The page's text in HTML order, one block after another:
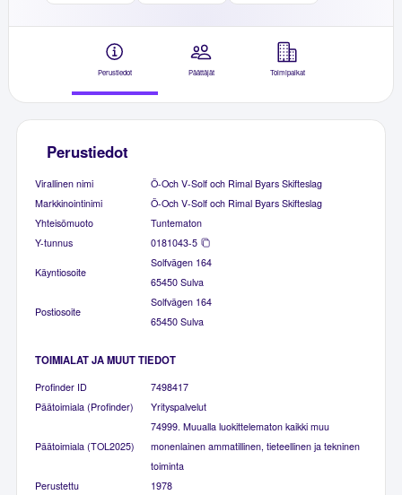
Perustiedot Päättäjät Toimipaikat
Perustiedot
Virallinen nimi
Ö-Och V-Solf och Rimal Byars Skifteslag
Markkinointinimi
Ö-Och V-Solf och Rimal Byars Skifteslag
Yhteisömuoto
Tuntematon
Y-tunnus
0181043-5
Käyntiosoite
Solfvägen 164
65450 Sulva
Postiosoite
Solfvägen 164
65450 Sulva
TOIMIALAT JA MUUT TIEDOT
Profinder ID
7498417
Päätoimiala (Profinder)
Yrityspalvelut
Päätoimiala (TOL2025)
74999. Muualla luokittelematon kaikki muu
monenlainen ammatillinen, tieteellinen ja tekninen
toiminta
Perustettu
1978